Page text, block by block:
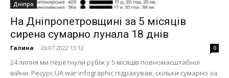
Дніпро
На Дніпропетровщині за 5 місяців
сирена сумарно лунала 18 днів
Галина - 26.07.2022 13:12 0
24 липня ми перетнули рубіж у 5 місяців повномасштабної
війни. Ресурс UA war infographic підрахував, скільки сумарно за